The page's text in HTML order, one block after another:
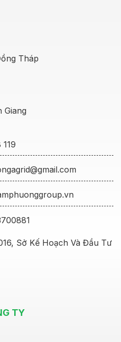
Tháp
Giang
Sở Kế Hoạch Và Đầu Tư
TY